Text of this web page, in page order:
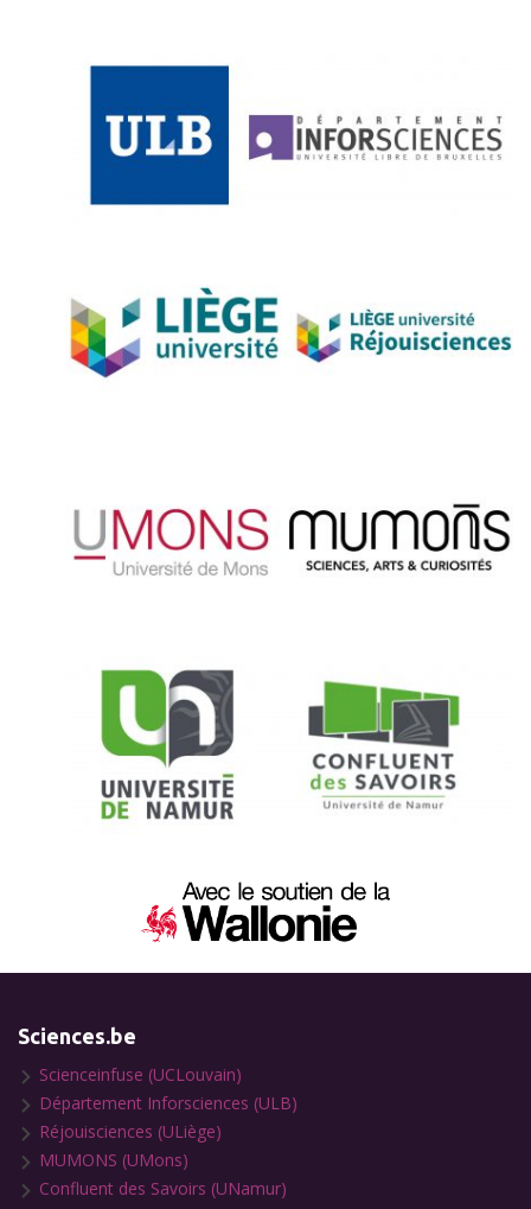
Sciences.be
Scienceinfuse (UCLouvain)
Département Inforsciences (ULB)
Réjouisciences (ULiège)
MUMONS (UMons)
Confluent des Savoirs (UNamur)